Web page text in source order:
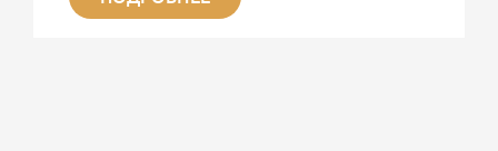
ситуациях сохраняет свою актуальность.